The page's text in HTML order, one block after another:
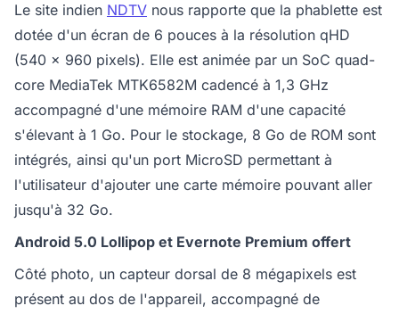
Le site indien NDTV nous rapporte que la phablette est
dotée d'un écran de 6 pouces à la résolution qHD
(540 x 960 pixels). Elle est animée par un SoC quad-
core MediaTek MTK6582M cadencé à 1,3 GHz
accompagné d'une mémoire RAM d'une capacité
s'élevant à 1 Go. Pour le stockage, 8 Go de ROM sont
intégrés, ainsi qu'un port MicroSD permettant à
l'utilisateur d'ajouter une carte mémoire pouvant aller
jusqu'à 32 Go.
Android 5.0 Lollipop et Evernote Premium offert
Côté photo, un capteur dorsal de 8 mégapixels est
présent au dos de l'appareil, accompagné de